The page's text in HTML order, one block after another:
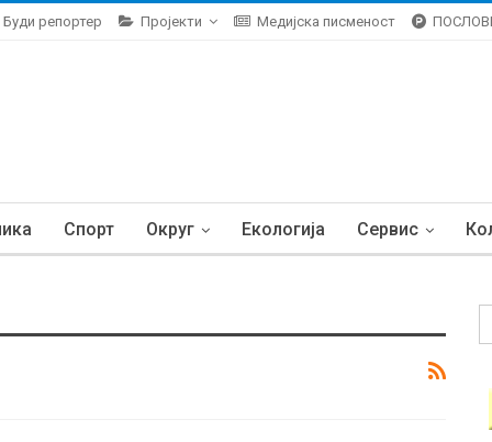
Буди репортер Пројекти Медијска писменост
Спорт Округ Екологија Сервис